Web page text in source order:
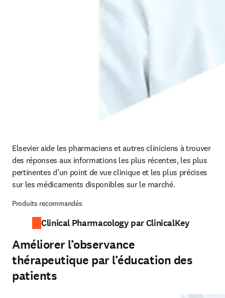
Elsevier aide les pharmaciens et autres cliniciens à trouver
des réponses aux informations les plus récentes, les plus
pertinentes d’un point de vue clinique et les plus précises
sur les médicaments disponibles sur le marché.
Produits recommandés
Clinical Pharmacology par ClinicalKey
Améliorer l’observance
thérapeutique par l’éducation des
patients